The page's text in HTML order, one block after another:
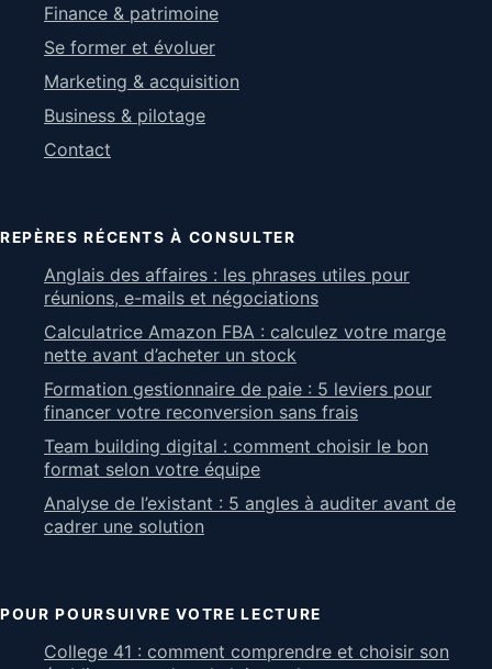
Finance & patrimoine
Se former et évoluer
Marketing & acquisition
Business & pilotage
Contact
REPÈRES RÉCENTS À CONSULTER
Anglais des affaires : les phrases utiles pour
réunions, e-mails et négociations
Calculatrice Amazon FBA : calculez votre marge
nette avant d’acheter un stock
Formation gestionnaire de paie : 5 leviers pour
financer votre reconversion sans frais
Team building digital : comment choisir le bon
format selon votre équipe
Analyse de l’existant : 5 angles à auditer avant de
cadrer une solution
POUR POURSUIVRE VOTRE LECTURE
College 41 : comment comprendre et choisir son